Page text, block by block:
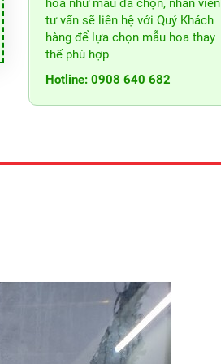
hoa như mẫu đã chọn, nhân viên
tư vấn sẽ liên hệ với Quý Khách
hàng để lựa chọn mẫu hoa thay
thế phù hợp
Hotline: 0908 640 682